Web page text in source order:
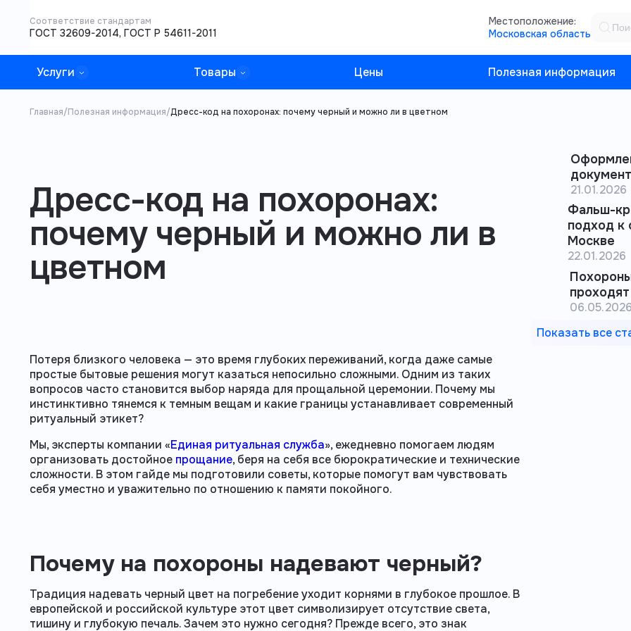
Соответствие стандартам
ГОСТ 32609-2014, ГОСТ Р 54611-2011
Местоположение:
Московская область
Услуги Товары Цены Полезная информация
Главная/Полезная информация/Дресс-код на похоронах: почему черный и можно ли в цветном
Дресс-код на похоронах:
почему черный и можно ли в
цветном
Потеря близкого человека — это время глубоких переживаний, когда даже самые
простые бытовые решения могут казаться непосильно сложными. Одним из таких
вопросов часто становится выбор наряда для прощальной церемонии. Почему мы
инстинктивно тянемся к темным вещам и какие границы устанавливает современный
ритуальный этикет?
Мы, эксперты компании «Единая ритуальная служба», ежедневно помогаем людям
организовать достойное прощание, беря на себя все бюрократические и технические
сложности. В этом гайде мы подготовили советы, которые помогут вам чувствовать
себя уместно и уважительно по отношению к памяти покойного.
Почему на похороны надевают черный?
Традиция надевать черный цвет на погребение уходит корнями в глубокое прошлое. В
европейской и российской культуре этот цвет символизирует отсутствие света,
тишину и глубокую печаль. Зачем это нужно сегодня? Прежде всего, это знак
21.01.2026
Фальш-
подход к
Москве
22.01.2026
Показать все